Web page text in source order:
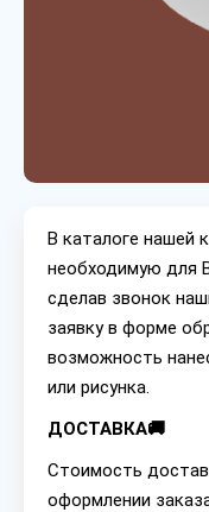
В каталоге нашей
необходимую для
сделав звонок
заявку в форме
возможность
или рисунка.
ДОСТАВКА🚚
Стоимость
оформлении